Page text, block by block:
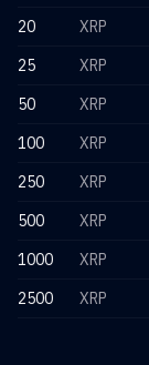
20
XRP
25
XRP
50
XRP
100
XRP
250
XRP
500
XRP
1000
XRP
2500
XRP